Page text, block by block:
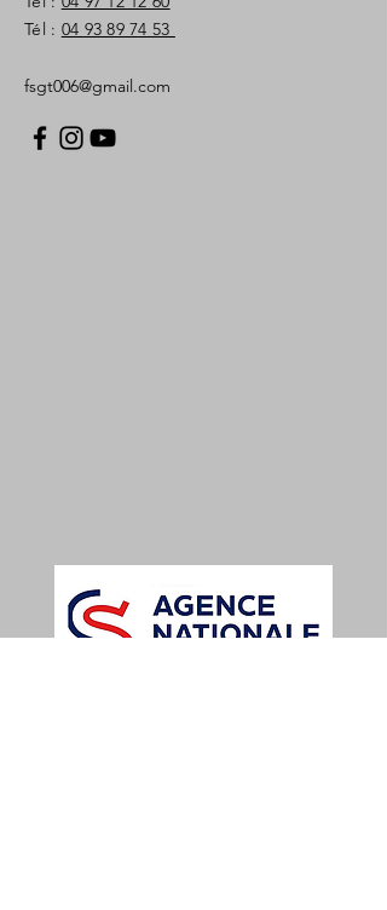
Tél : 04 93 89 74 53
fsgt006@gmail.com